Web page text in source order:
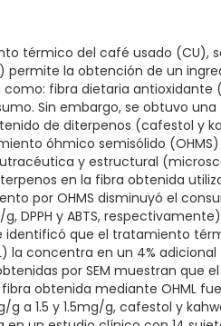
térmico del café usado (CU),
permite la obtención de un
fibra dietaria antioxidante
Sin embargo, se obtuvo
de diterpenos (cafestol y
óhmico semisólido
y estructural
en la fibra obtenida
por OHMS disminuyó el
DPPH y ABTS,
identificó que el tratamiento
la concentra en un 4% adicional
por SEM muestran que el
obtenida mediante OHML
a 1.5 y 1.5mg/g, cafestol y